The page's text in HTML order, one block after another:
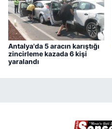
Antalya'da 5 aracın karıştığı
zincirleme kazada 6 kişi
yaralandı